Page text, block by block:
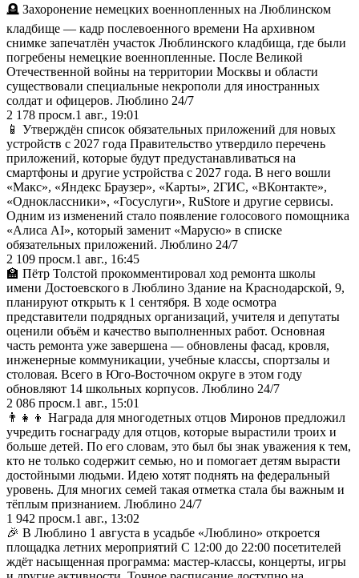
🪦 Захоронение немецких военнопленных на Люблинском
кладбище — кадр послевоенного времени На архивном
снимке запечатлён участок Люблинского кладбища, где были
погребены немецкие военнопленные. После Великой
Отечественной войны на территории Москвы и области
существовали специальные некрополи для иностранных
солдат и офицеров. Люблино 24/7
2 178 просм.1 авг., 19:01
📱 Утверждён список обязательных приложений для новых
устройств с 2027 года Правительство утвердило перечень
приложений, которые будут предустанавливаться на
смартфоны и другие устройства с 2027 года. В него вошли
«Макс», «Яндекс Браузер», «Карты», 2ГИС, «ВКонтакте»,
«Одноклассники», «Госуслуги», RuStore и другие сервисы.
Одним из изменений стало появление голосового помощника
«Алиса AI», который заменит «Марусю» в списке
обязательных приложений. Люблино 24/7
2 109 просм.1 авг., 16:45
🏫 Пётр Толстой прокомментировал ход ремонта школы
имени Достоевского в Люблино Здание на Краснодарской, 9,
планируют открыть к 1 сентября. В ходе осмотра
представители подрядных организаций, учителя и депутаты
оценили объём и качество выполненных работ. Основная
часть ремонта уже завершена — обновлены фасад, кровля,
инженерные коммуникации, учебные классы, спортзалы и
столовая. Всего в Юго-Восточном округе в этом году
обновляют 14 школьных корпусов. Люблино 24/7
2 086 просм.1 авг., 15:01
👨‍👧‍👦 Награда для многодетных отцов Миронов предложил
учредить госнаграду для отцов, которые вырастили троих и
больше детей. По его словам, это был бы знак уважения к тем,
кто не только содержит семью, но и помогает детям вырасти
достойными людьми. Идею хотят поднять на федеральный
уровень. Для многих семей такая отметка стала бы важным и
тёплым признанием. Люблино 24/7
1 942 просм.1 авг., 13:02
🎉 В Люблино 1 августа в усадьбе «Люблино» откроется
площадка летних мероприятий С 12:00 до 22:00 посетителей
ждёт насыщенная программа: мастер-классы, концерты, игры